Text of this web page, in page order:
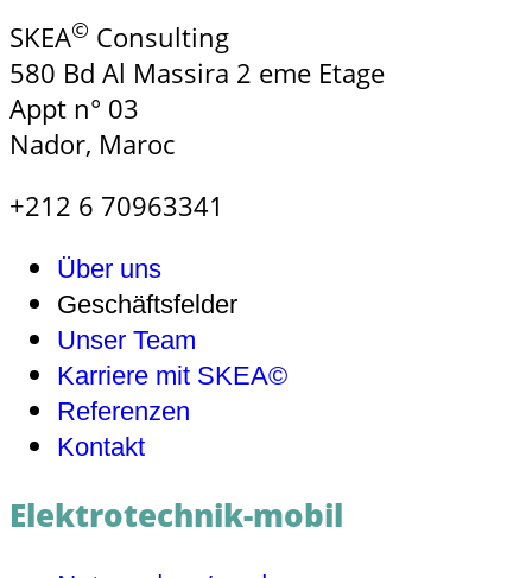
SKEA© Consulting
580 Bd Al Massira 2 eme Etage
Appt n° 03
Nador, Maroc
+212 6 70963341
Über uns
Geschäftsfelder
Unser Team
Karriere mit SKEA©
Referenzen
Kontakt
Elektrotechnik-mobil